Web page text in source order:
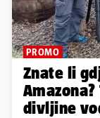
PROMO
Znate li
divljine